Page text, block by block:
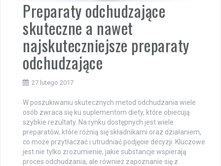
Preparaty odchudzające
skuteczne a nawet
najskuteczniejsze preparaty
odchudzające
27 lutego 2017
W poszukiwaniu skutecznych metod odchudzania wiele
osób zwraca się ku suplementom diety, które obiecują
szybkie rezultaty. Na rynku dostępnych jest wiele
preparatów, które różnią się składnikami oraz działaniem,
co może przytłaczać i utrudniać podjęcie decyzji. Kluczowe
jest nie tylko zrozumienie, jakie substancje wspierają
proces odchudzania, ale również zapoznanie się z